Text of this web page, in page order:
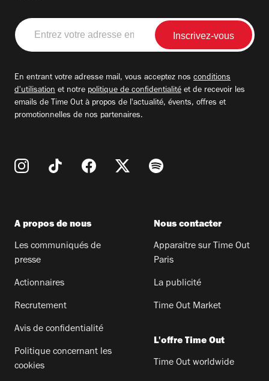
Entrez
votre
adresse
En entrant votre adresse mail, vous acceptez nos conditions
d'utilisation et notre politique de confidentialité et de recevoir les
emails de Time Out à propos de l'actualité, évents, offres et
promotionnelles de nos partenaires.
A propos de nous
Les communiqués de
presse
Actionnaires
Recrutement
Avis de confidentialité
Politique concernant les
cookies
Nous contacter
Apparaitre sur Time Out
Paris
La publicité
Time Out Market
L'offre Time Out
Time Out worldwide